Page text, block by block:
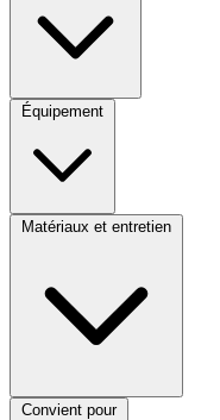
Équipement
Matériaux et entretien
Convient pour